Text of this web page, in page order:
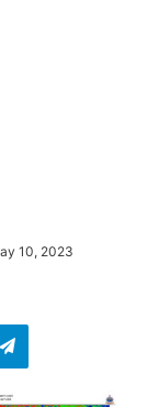
10, 2023